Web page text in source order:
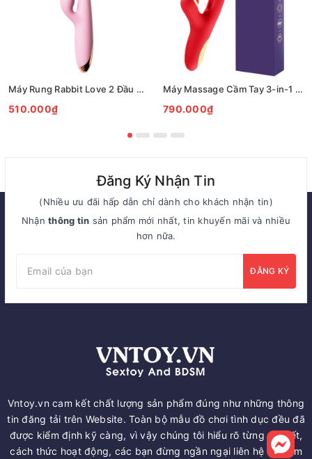
Máy Rung Rabbit Love 2 Đầu Đa Tần Số Silicon Mềm Cao Cấp
510.000₫
Máy Massage Cầm Tay 3-in-1 Rung Hút Vảy Khế 7 Chế Độ
790.000₫
Đăng Ký Nhận Tin
(Nhiều ưu đãi hấp dẫn chỉ dành cho khách nhận tin)
Nhậnthông tin sản phẩm mới nhất, tin khuyến mãi và nhiều
hơn nữa.
ĐĂNG KÝ
Vntoy.vn cam kết chất lượng sản phẩm đúng như những thông
tin đăng tải trên Website. Toàn bộ mẫu đồ chơi tình dục đều đã
được kiểm định kỹ càng, vì vậy chúng tôi hiểu rõ từng chi tiết,
cách thức hoạt động, các bạn đừng ngần ngại liên hệ để nắm